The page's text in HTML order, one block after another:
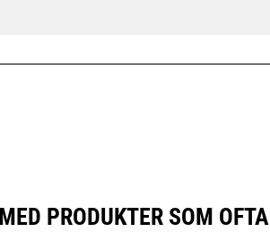
PRODUKTER SOM OFTA